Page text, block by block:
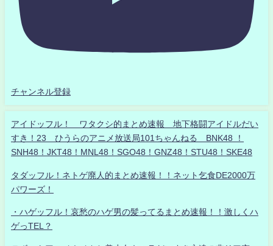
チャンネル登録
アイドッフル！ ワタクシ的まとめ速報 地下格闘アイドルだい
すき！23 ひうらのアニメ放送局101ちゃんねる BNK48 ！
SNH48！JKT48！MNL48！SGO48！GNZ48！STU48！SKE48
タダッフル！ネトゲ廃人的まとめ速報！！ネット乞食DE2000万
パワーズ！
・ハゲッフル！哀愁のハゲ男の髪ってるまとめ速報！！激しくハ
ゲっTEL？